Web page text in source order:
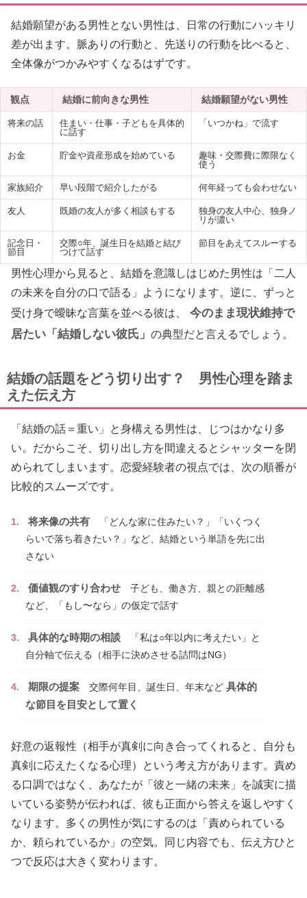
結婚願望がある男性とない男性は、日常の行動にハッキリ
差が出ます。脈ありの行動と、先送りの行動を比べると、
全体像がつかみやすくなるはずです。
観点 結婚に前向きな男性 結婚願望がない男性
将来の話
住まい・仕事・子どもを具体的
に話す
「いつかね」で流す
お金 貯金や資産形成を始めている
趣味・交際費に際限なく
使う
家族紹介 早い段階で紹介したがる 何年経っても会わせない
友人 既婚の友人が多く相談もする
独身の友人中心、独身ノ
リが濃い
記念日・
節目
交際○年、誕生日を結婚と結び
つけて話す
節目をあえてスルーする
男性心理から見ると、結婚を意識しはじめた男性は「二人
の未来を自分の口で語る」ようになります。逆に、ずっと
受け身で曖昧な言葉を並べる彼は、
今のまま現状維持で
居たい「結婚しない彼氏」 の典型だと言えるでしょう。
結婚の話題をどう切り出す？ 男性心理を踏ま
えた伝え方
「結婚の話＝重い」と身構える男性は、じつはかなり多
い。だからこそ、切り出し方を間違えるとシャッターを閉
められてしまいます。恋愛経験者の視点では、次の順番が
比較的スムーズです。
将来像の共有「どんな家に住みたい？」「いくつく
らいで落ち着きたい？」など、結婚という単語を先に出
さない
価値観のすり合わせ子ども、働き方、親との距離感
など、「もし〜なら」の仮定で話す
具体的な時期の相談「私は○年以内に考えたい」と
自分軸で伝える（相手に決めさせる詰問はNG）
期限の提案交際何年目、誕生日、年末など 具体的
な節目を目安として置く
好意の返報性（相手が真剣に向き合ってくれると、自分も
真剣に応えたくなる心理）という考え方があります。責め
る口調ではなく、あなたが「彼と一緒の未来」を誠実に描
いている姿勢が伝われば、彼も正面から答えを返しやすく
なります。多くの男性が気にするのは「責められている
か、頼られているか」の空気。同じ内容でも、伝え方ひと
つで反応は大きく変わります。